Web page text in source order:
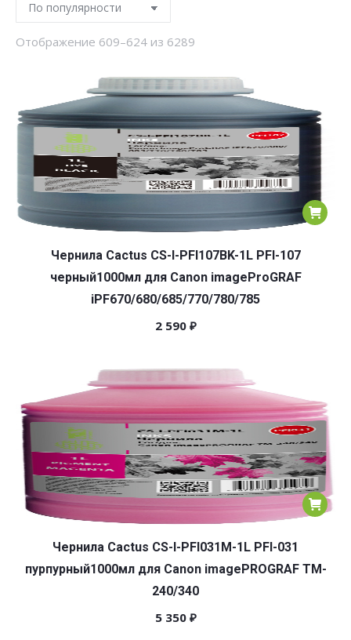
Отображение 609–624 из 6289
популярности
Чернила Cactus CS-I-PFI107BK-1L PFI-107
черный1000мл для Canon imageProGRAF
iPF670/680/685/770/780/785
2 590 ₽
Чернила Cactus CS-I-PFI031M-1L PFI-031
пурпурный1000мл для Canon imagePROGRAF TM-
240/340
5 350 ₽